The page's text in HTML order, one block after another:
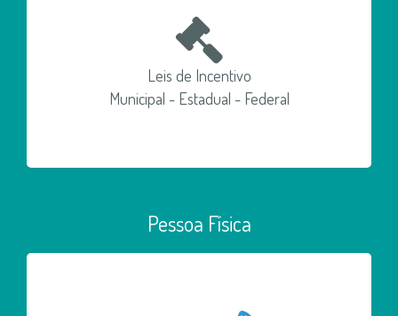
Leis de Incentivo
Municipal - Estadual - Federal
Pessoa Física